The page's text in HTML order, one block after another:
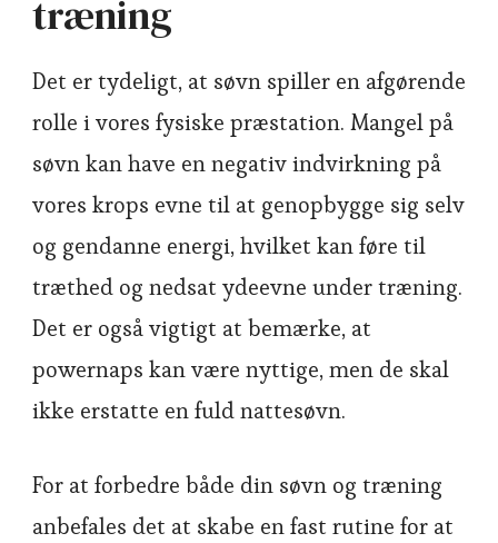
træning
Det er tydeligt, at søvn spiller en afgørende
rolle i vores fysiske præstation. Mangel på
søvn kan have en negativ indvirkning på
vores krops evne til at genopbygge sig selv
og gendanne energi, hvilket kan føre til
træthed og nedsat ydeevne under træning.
Det er også vigtigt at bemærke, at
powernaps kan være nyttige, men de skal
ikke erstatte en fuld nattesøvn.
For at forbedre både din søvn og træning
anbefales det at skabe en fast rutine for at